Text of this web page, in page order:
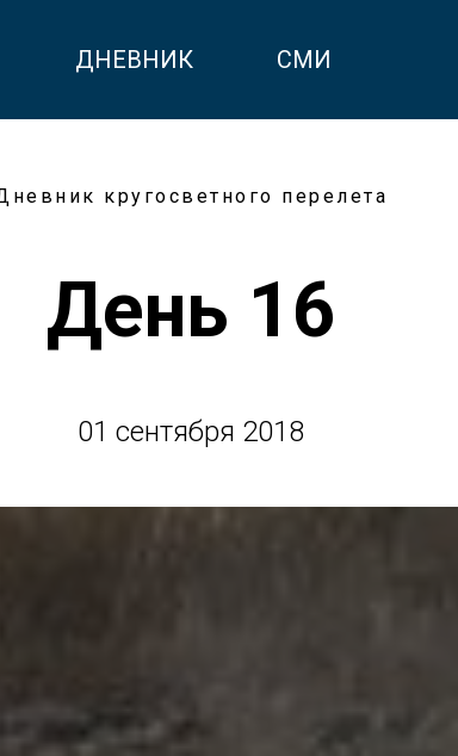
ДНЕВНИК СМИ
кругосветного перелета
День 16
01 сентября 2018